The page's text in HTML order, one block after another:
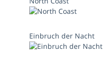
Einbruch der Nacht